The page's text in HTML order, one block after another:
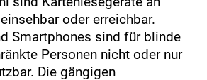
oder erreichbar.
Smartphones sind für blinde
Personen nicht oder nur
Die gängigen